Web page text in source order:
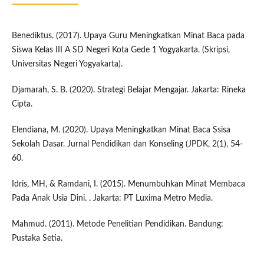
Benediktus. (2017). Upaya Guru Meningkatkan Minat Baca pada
Siswa Kelas III A SD Negeri Kota Gede 1 Yogyakarta. (Skripsi,
Universitas Negeri Yogyakarta).
Djamarah, S. B. (2020). Strategi Belajar Mengajar. Jakarta: Rineka
Cipta.
Elendiana, M. (2020). Upaya Meningkatkan Minat Baca Ssisa
Sekolah Dasar. Jurnal Pendidikan dan Konseling (JPDK, 2(1), 54-
60.
Idris, MH, & Ramdani, I. (2015). Menumbuhkan Minat Membaca
Pada Anak Usia Dini. . Jakarta: PT Luxima Metro Media.
Mahmud. (2011). Metode Penelitian Pendidikan. Bandung:
Pustaka Setia.